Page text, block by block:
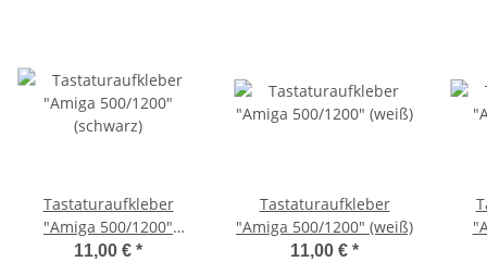
Tastaturaufkleber
"Amiga 500/1200"
(schwarz)
11,00 € *
Tastaturaufkleber
"Amiga 500/1200" (weiß)
11,00 € *